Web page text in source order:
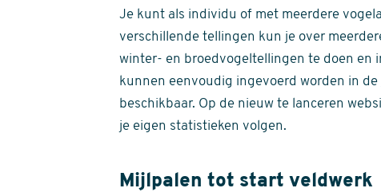
Je kunt als individu of met meerdere
verschillende tellingen kun je over
winter- en broedvogeltellingen te doen en
kunnen eenvoudig ingevoerd worden in de
beschikbaar. Op de nieuw te lanceren
je eigen statistieken volgen.
Mijlpalen tot start veldwerk